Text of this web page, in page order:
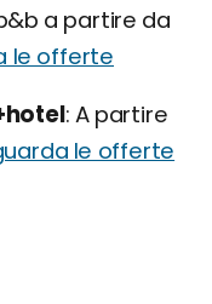
a partire da
le offerte
A partire
le offerte